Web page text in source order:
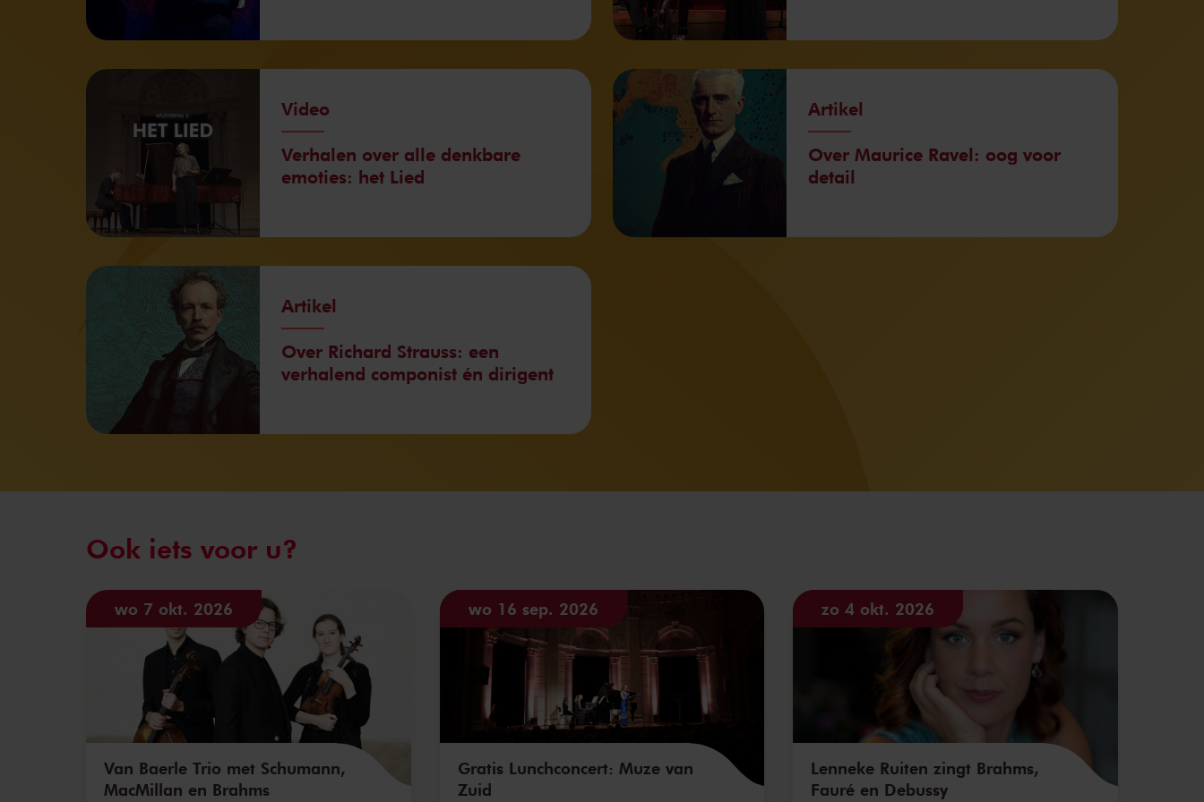
Video
Verhalen over alle denkbare
emoties: het Lied
Artikel
Over Maurice Ravel: oog voor
detail
Artikel
Over Richard Strauss: een
verhalend componist én dirigent
Ook iets voor u?
wo 7 okt. 2026
Van Baerle Trio met Schumann,
MacMillan en Brahms
wo 16 sep. 2026
Gratis Lunchconcert: Muze van
Zuid
zo 4 okt. 2026
Lenneke Ruiten zingt Brahms,
Fauré en Debussy